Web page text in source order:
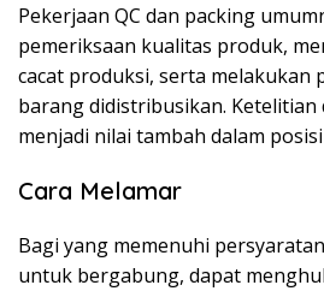
Pekerjaan QC dan packing
pemeriksaan kualitas produk,
cacat produksi, serta melakukan
barang didistribusikan. Ketelitian
menjadi nilai tambah dalam
Cara Melamar
Bagi yang memenuhi
untuk bergabung, dapat